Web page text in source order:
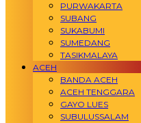
PURWAKARTA
SUBANG
SUKABUMI
SUMEDANG
TASIKMALAYA
ACEH
BANDA ACEH
ACEH TENGGARA
GAYO LUES
SUBULUSSALAM